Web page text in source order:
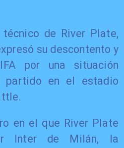
de River Plate,
su descontento y
por una situación
partido en el estadio
en el que River Plate
Inter de Milán, la